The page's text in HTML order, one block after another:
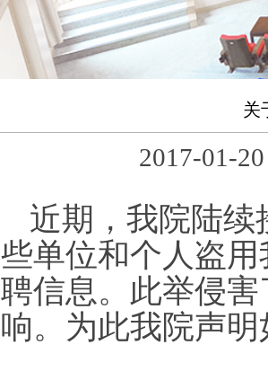
关
2017-01-
近期，我院陆
些单位和个人盗
聘信息。此举侵
响。为此我院声